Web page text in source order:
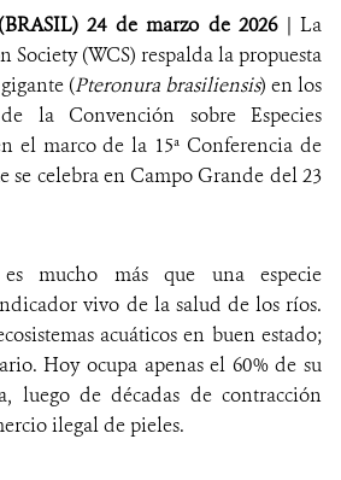
24 de marzo de 2026 | La
(WCS) respalda la propuesta
(Pteronura brasiliensis) en los
la Convención sobre Especies
el marco de la 15ª Conferencia de
se celebra en Campo Grande del 23
mucho más que una especie
vivo de la salud de los ríos.
acuáticos en buen estado;
Hoy ocupa apenas el 60% de su
luego de décadas de contracción
ilegal de pieles.